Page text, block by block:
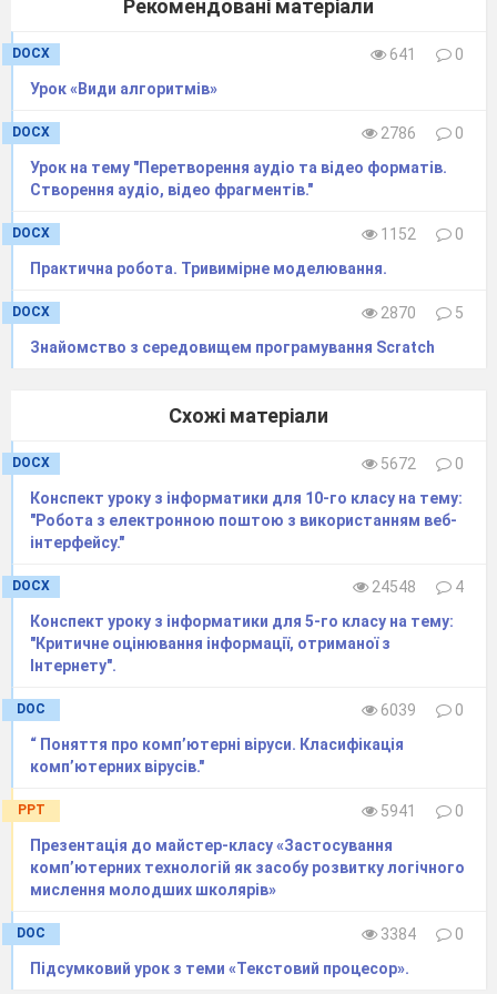
України і всього суспільства в цілому.
Впровадження нових інформаційних
технологій вимагають нових підходів до
розбудови як всієї національної системи освіти,
так і системи вищої освіти, і висувають на
перший план завдання удосконалення змісту
вищої педагогічної освіти, сучасних технологій
навчання і виховання.
Проблема диференційованого
формування знань та вмінь учнів з
свою чергу, негативно відбивається на
впровадженні інтенсивних форм та засобів
організації навчального процесу. Відсутня
цілеспрямована методика навчання
інформатики на основі диференціації за
профілем і за рівнем знань та вмінь учнів.
Разом з тим, поступово шкільний
предмет інформатики втрачатиме роль
головного осередка підготовки користувачів
теоретичні основи інформатики не втратять
світоглядного, загальноосвітнього і
загальнокультурного значення.
на те, що термін "інновація", як стверджують
спеціалісти,вперше використовується в
наукових текстах XIX століття, інноваційна
проблематика як відображення об'єктивних
потреб у сфері управління
суспільством і
самоуправління особистості зафіксовано
Рекомендовані матеріали
DOCX 641
0
Урок «Види алгоритмів»
DOCX 2786
0
Урок на тему "Перетворення аудіо та відео форматів.
Створення аудіо, відео фрагментів."
DOCX 1152
0
Практична робота. Тривимірне моделювання.
DOCX 2870
5
Знайомство з середовищем програмування Scratch
Схожі матеріали
DOCX 5672
0
Конспект уроку з інформатики для 10-го класу на тему:
"Робота з електронною поштою з використанням веб-
інтерфейсу."
DOCX 24548
4
Конспект уроку з інформатики для 5-го класу на тему:
"Критичне оцінювання інформації, отриманої з
Інтернету".
DOC 6039
0
“ Поняття про комп’ютерні віруси. Класифікація
комп’ютерних вірусів."
PPT 5941
0
Презентація до майстер-класу «Застосування
комп’ютерних технологій як засобу розвитку логічного
мислення молодших школярів»
DOC 3384
0
Підсумковий урок з теми «Текстовий процесор».